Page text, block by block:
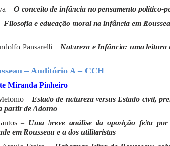
– O conceito de infância no pensamento político-
Filosofia e educação moral na infância em
Pansarelli – Natureza e Infância: uma leitura
– Auditório A – CCH
Miranda Pinheiro
– Estado de natureza versus Estado civil,
partir de Adorno
– Uma breve análise da oposição feita
em Rousseau e a dos utilitaristas